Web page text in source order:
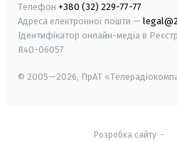
Телефон +380 (32) 229-77-77
Адреса електронної пошти —
Ідентифікатор онлайн-медіа в
R40-06057
© 2005—2026, ПрАТ
Розробка сайту-